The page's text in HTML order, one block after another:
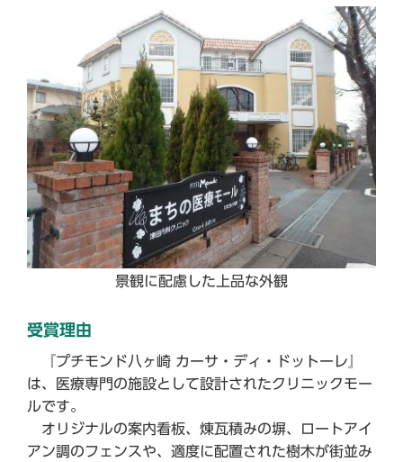
景観に配慮した上品な外観
受賞理由
『プチモンド八ヶ崎 カーサ・ディ・ドットーレ』
は、医療専門の施設として設計されたクリニックモー
ルです。
オリジナルの案内看板、煉瓦積みの塀、ロートアイ
アン調のフェンスや、適度に配置された樹木が街並み